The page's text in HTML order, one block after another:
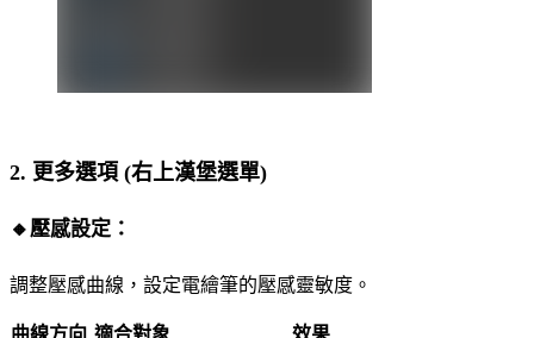
2. 更多選項 (右上漢堡選單)
🔸壓感設定：
調整壓感曲線，設定電繪筆的壓感靈敏度。
曲線方向 適合對象 效果